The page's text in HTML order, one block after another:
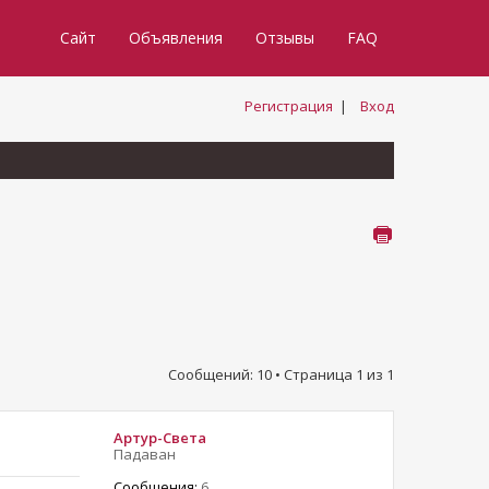
Сайт Объявления Отзывы FAQ
Регистрация | Вход
Сообщений: 10 • Страница 1 из 1
Артур-Света
Падаван